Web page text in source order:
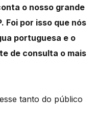
o nosso grande
Foi por isso que nós
portuguesa e o
de consulta o mais
tanto do público